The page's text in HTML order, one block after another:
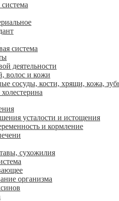
система
деятельности
волос и кожи
сосуды, кости, хрящи, кожа,
усталости и истощения
и кормление
сухожилия
организма